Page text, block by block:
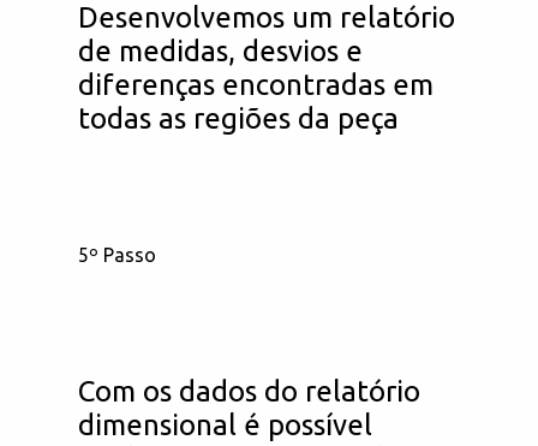
Desenvolvemos um relatório
de medidas, desvios e
diferenças encontradas em
todas as regiões da peça
5º Passo
Com os dados do relatório
dimensional é possível